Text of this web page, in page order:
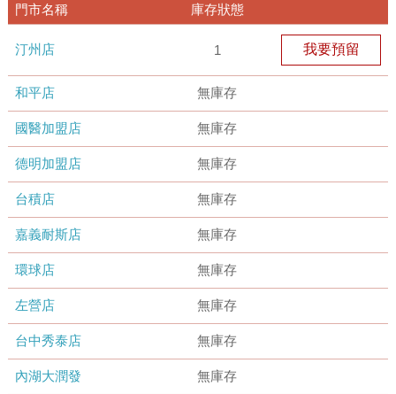
門市名稱 庫存狀態
汀州店 1 我要預留
和平店 無庫存
國醫加盟店 無庫存
德明加盟店 無庫存
台積店 無庫存
嘉義耐斯店 無庫存
環球店 無庫存
左營店 無庫存
台中秀泰店 無庫存
內湖大潤發 無庫存